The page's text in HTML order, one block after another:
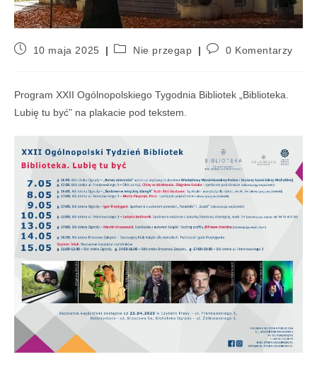
10 maja 2025 Nie przegap 0 Komentarzy
Program XXII Ogólnopolskiego Tygodnia Bibliotek „Biblioteka.
Lubię tu być” na plakacie pod tekstem.